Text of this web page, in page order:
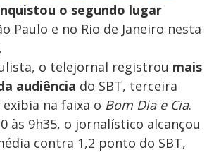
o segundo lugar
Paulo e no Rio de Janeiro nesta
o telejornal registrou mais
audiência do SBT, terceira
na faixa o Bom Dia e Cia.
às 9h35, o jornalístico alcançou
contra 1,2 ponto do SBT,